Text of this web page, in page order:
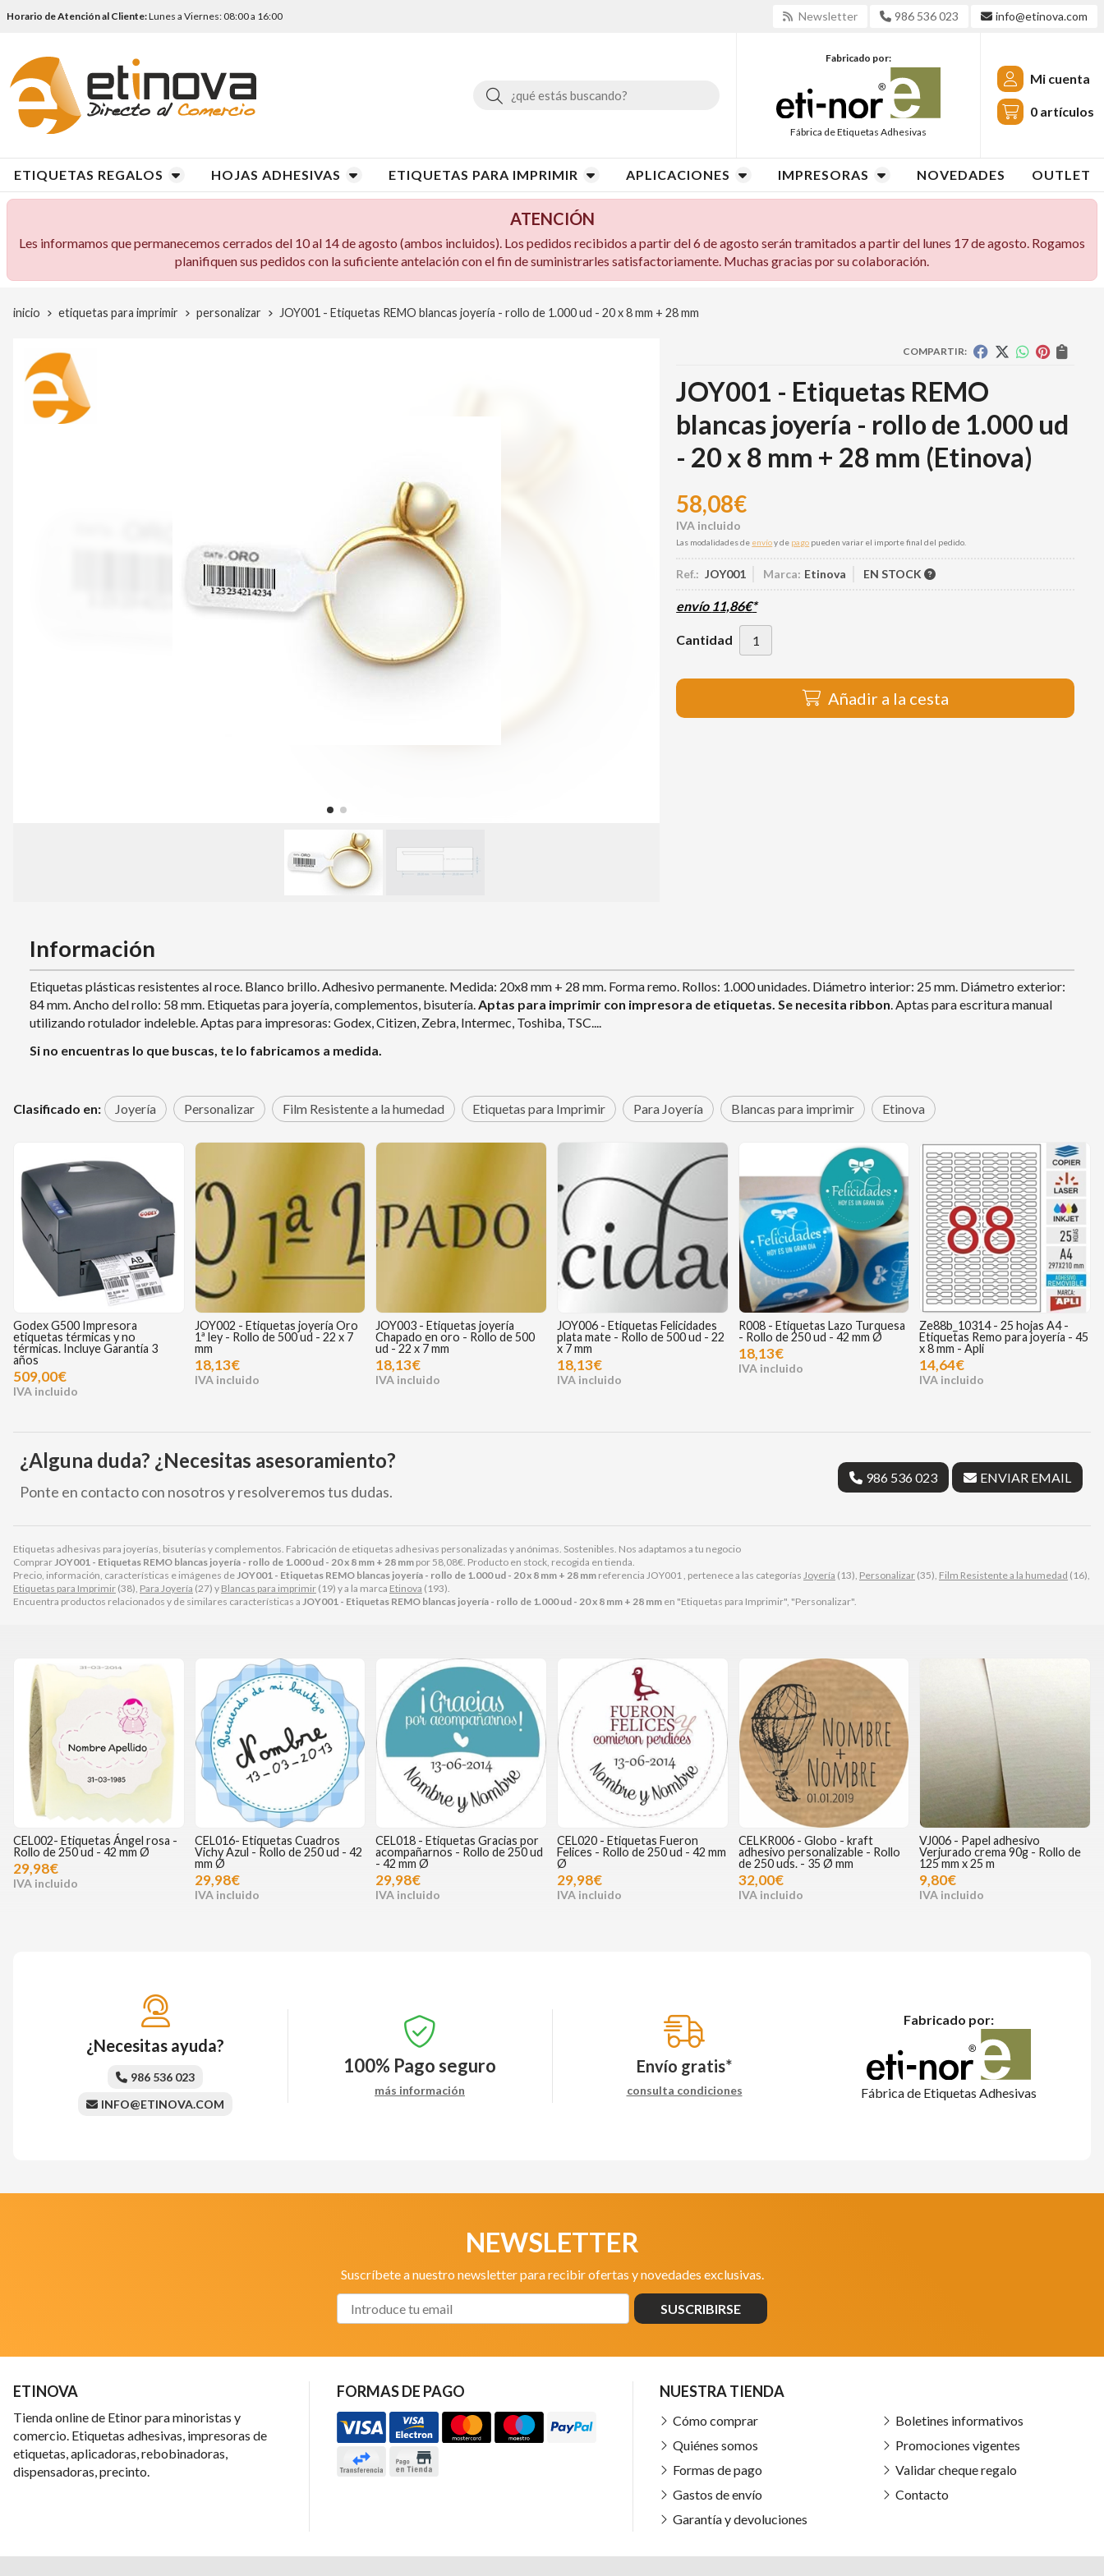
Horario de Atención al Cliente:Lunes a Viernes: 08:00 a 16:00 Newsletter 986 536 023 info@etinova.com
Buscar
Fabricado por:
Fábrica de Etiquetas Adhesivas
Mi cuenta
0 artículos
ETIQUETAS REGALOS HOJAS ADHESIVAS ETIQUETAS PARA IMPRIMIR APLICACIONES IMPRESORAS NOVEDADES OUTLET
ATENCIÓN
Les informamos que permanecemos cerrados del 10 al 14 de agosto (ambos incluidos). Los pedidos recibidos a partir del 6 de agosto serán tramitados a partir del lunes 17 de agosto. Rogamos
planifiquen sus pedidos con la suficiente antelación con el fin de suministrarles satisfactoriamente. Muchas gracias por su colaboración.
inicio etiquetas para imprimir personalizar JOY001 - Etiquetas REMO blancas joyería - rollo de 1.000 ud - 20 x 8 mm + 28 mm
COMPARTIR:
JOY001 - Etiquetas REMO
blancas joyería - rollo de 1.000 ud
- 20 x 8 mm + 28 mm (Etinova)
58,08€
Las modalidades de envíoy de pago pueden variar el importe final del pedido.
Ref.: JOY001 Marca: Etinova EN STOCK
envío 11,86€*
Cantidad
Añadir a la cesta
Etiquetas adhesivas para joyerías, bisuterías y complementos. Fabricación de etiquetas adhesivas personalizadas y anónimas. Sostenibles. Nos adaptamos a tu negocio
Comprar JOY001 - Etiquetas REMO blancas joyería - rollo de 1.000 ud - 20 x 8 mm + 28 mm por 58,08€ . Producto en stock, recogida en tienda.
Precio, información, características e imágenes de JOY001 - Etiquetas REMO blancas joyería - rollo de 1.000 ud - 20 x 8 mm + 28 mm referencia JOY001 , pertenece a las categorías Joyería (13), Personalizar (35), Film Resistente a la humedad (16),
Etiquetas para Imprimir (38), Para Joyería (27) y Blancas para imprimir (19) y a la marca Etinova (193).
Encuentra productos relacionados y de similares características a JOY001 - Etiquetas REMO blancas joyería - rollo de 1.000 ud - 20 x 8 mm + 28 mm en "Etiquetas para Imprimir", "Personalizar".
Información
Etiquetas plásticas resistentes al roce. Blanco brillo. Adhesivo permanente. Medida: 20x8 mm + 28 mm. Forma remo. Rollos: 1.000 unidades. Diámetro interior: 25 mm. Diámetro exterior:
84 mm. Ancho del rollo: 58 mm. Etiquetas para joyería, complementos, bisutería.Aptas para imprimir con impresora de etiquetas. Se necesita ribbon. Aptas para escritura manual
utilizando rotulador indeleble. Aptas para impresoras: Godex, Citizen, Zebra, Intermec, Toshiba, TSC....
Si no encuentras lo que buscas, te lo fabricamos a medida.
Clasificado en: Joyería Personalizar Film Resistente a la humedad Etiquetas para Imprimir Para Joyería Blancas para imprimir Etinova
Godex G500 Impresora
etiquetas térmicas y no
térmicas. Incluye Garantía 3
años
509,00€
JOY002 - Etiquetas joyería Oro
1ª ley - Rollo de 500 ud - 22 x 7
mm
18,13€
JOY003 - Etiquetas joyería
Chapado en oro - Rollo de 500
ud - 22 x 7 mm
18,13€
JOY006 - Etiquetas Felicidades
plata mate - Rollo de 500 ud - 22
x 7 mm
18,13€
R008 - Etiquetas Lazo Turquesa
- Rollo de 250 ud - 42 mm Ø
18,13€
Ze88b_10314 - 25 hojas A4 -
Etiquetas Remo para joyería - 45
x 8 mm - Apli
14,64€
¿Alguna duda? ¿Necesitas asesoramiento?
Ponte en contacto con nosotros y resolveremos tus dudas.
986 536 023 ENVIAR EMAIL
CEL002- Etiquetas Ángel rosa -
Rollo de 250 ud - 42 mm Ø
29,98€
CEL016- Etiquetas Cuadros
Vichy Azul - Rollo de 250 ud - 42
mm Ø
29,98€
CEL018 - Etiquetas Gracias por
acompañarnos - Rollo de 250 ud
- 42 mm Ø
29,98€
CEL020 - Etiquetas Fueron
Felices - Rollo de 250 ud - 42 mm
Ø
29,98€
CELKR006 - Globo - kraft
adhesivo personalizable - Rollo
de 250 uds. - 35 Ø mm
32,00€
VJ006 - Papel adhesivo
Verjurado crema 90g - Rollo de
125 mm x 25 m
9,80€
¿Necesitas ayuda?
986 536 023
INFO@ETINOVA.COM
100% Pago seguro
más información
Envío gratis*
consulta condiciones
Fabricado por:
Fábrica de Etiquetas Adhesivas
NEWSLETTER
Suscríbete a nuestro newsletter para recibir ofertas y novedades exclusivas.
SUSCRIBIRSE
ETINOVA
Tienda online de Etinor para minoristas y
comercio. Etiquetas adhesivas, impresoras de
etiquetas, aplicadoras, rebobinadoras,
dispensadoras, precinto.
FORMAS DE PAGO NUESTRA TIENDA
Cómo comprar
Quiénes somos
Formas de pago
Gastos de envío
Garantía y devoluciones
Boletines informativos
Promociones vigentes
Validar cheque regalo
Contacto